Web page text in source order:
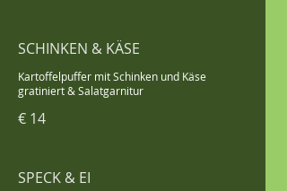
SCHINKEN & KÄSE
Kartoffelpuffer mit Schinken und Käse
gratiniert & Salatgarnitur
€ 14
SPECK & EI